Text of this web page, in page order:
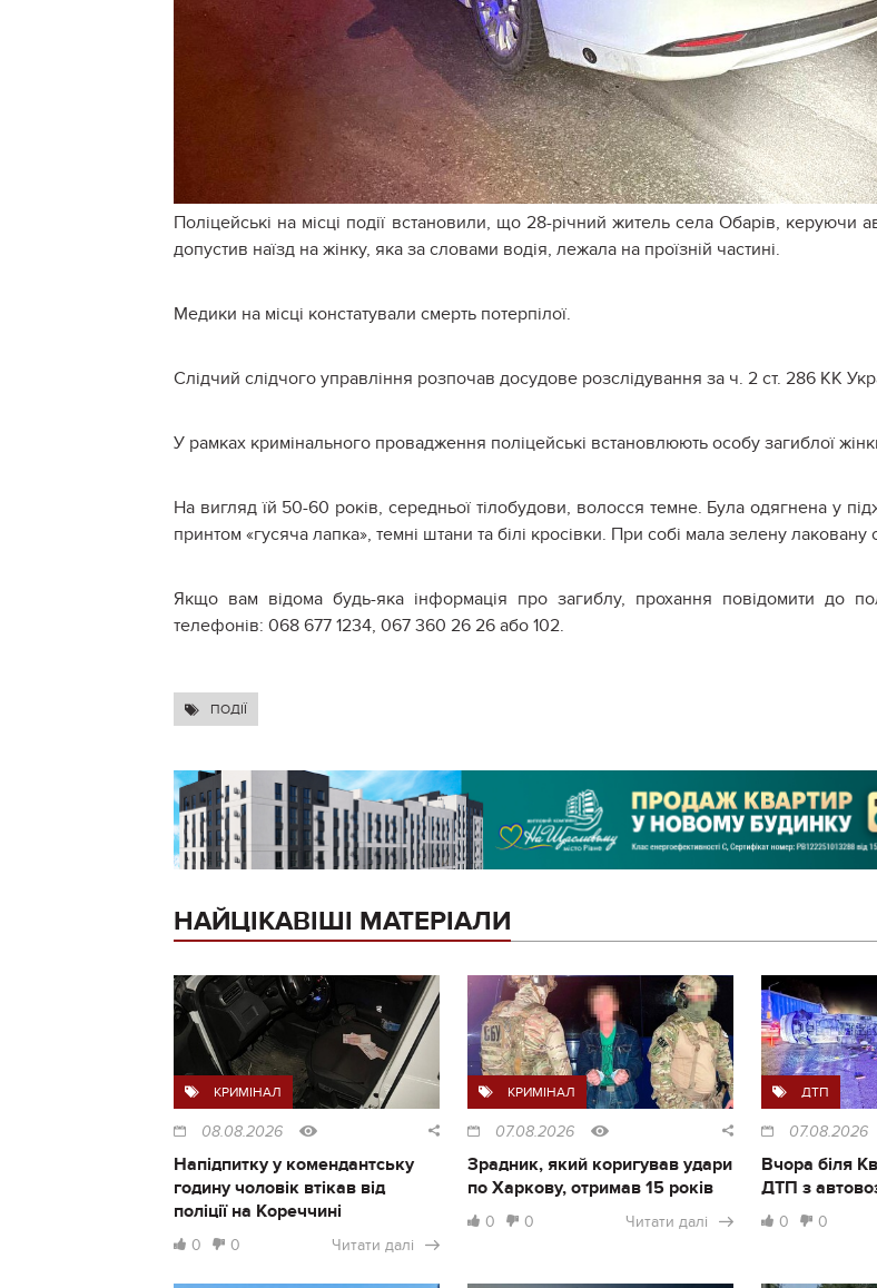
Поліцейські на місці події встановили, що 28-річний житель села Обарів, керуючи
допустив наїзд на жінку, яка за словами водія, лежала на проїзній частині.
Медики на місці констатували смерть потерпілої.
Слідчий слідчого управління розпочав досудове розслідування за ч. 2 ст. 286 КК
У рамках кримінального провадження поліцейські встановлюють особу загиблої
На вигляд їй 50-60 років, середньої тілобудови, волосся темне. Була одягнена у
принтом «гусяча лапка», темні штани та білі кросівки. При собі мала зелену лаковану
Якщо вам відома будь-яка інформація про загиблу, прохання повідомити до
телефонів: 068 677 1234, 067 360 26 26 або 102.
ПОДІЇ
НАЙЦІКАВІШІ МАТЕРІАЛИ
КРИМІНАЛ
08.08.2026
Напідпитку у комендантську
годину чоловік втікав від
поліції на Кореччині
0 0 Читати далі
КРИМІНАЛ
07.08.2026
Зрадник, який коригував удари
по Харкову, отримав 15 років
0 0 Читати далі
ДТП
07.08.2026
Вчора біля
ДТП з
0 0